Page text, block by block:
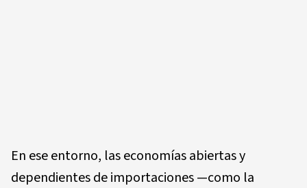
En ese entorno, las economías abiertas y
dependientes de importaciones —como la